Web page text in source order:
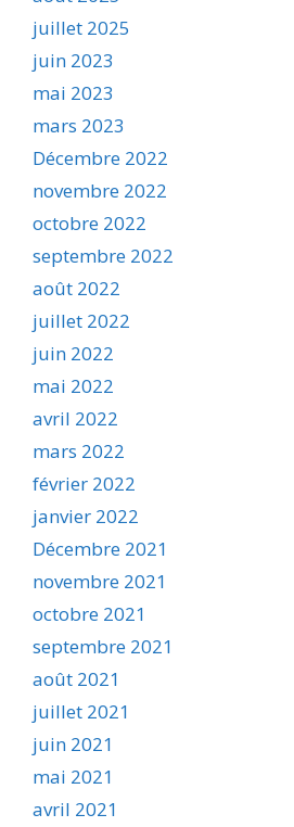
juillet 2025
juin 2023
mai 2023
mars 2023
Décembre 2022
novembre 2022
octobre 2022
septembre 2022
août 2022
juillet 2022
juin 2022
mai 2022
avril 2022
mars 2022
février 2022
janvier 2022
Décembre 2021
novembre 2021
octobre 2021
septembre 2021
août 2021
juillet 2021
juin 2021
mai 2021
avril 2021